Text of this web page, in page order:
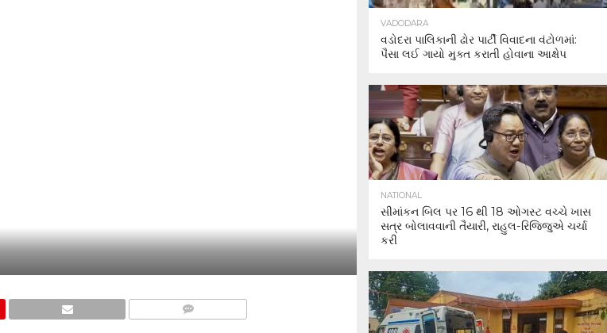
VADODARA
વડોદરા પાલિકાની ઢોર પાર્ટી વિવાદના વંટોળમાં:
પૈસા લઈ ગાયો મુક્ત કરાતી હોવાના આક્ષેપ
NATIONAL
સીમાંકન બિલ પર 16 થી 18 ઓગસ્ટ વચ્ચે ખાસ
સત્ર બોલાવવાની તૈયારી, રાહુલ-રિજિજુએ ચર્ચા
કરી